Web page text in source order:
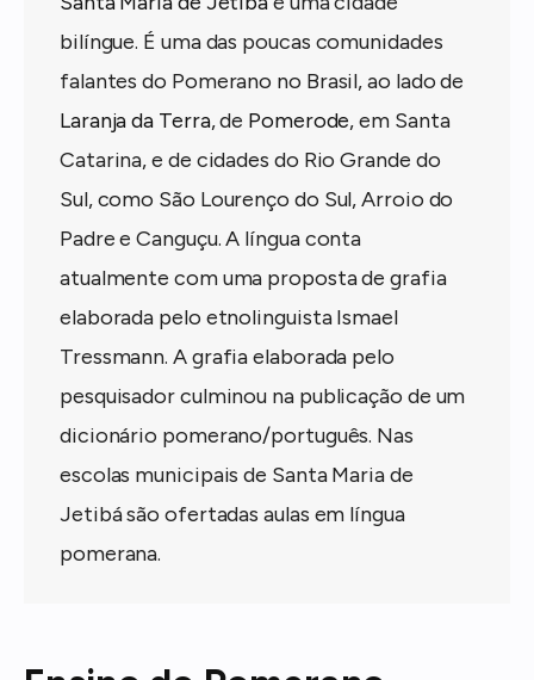
bilíngue. É uma das poucas comunidades
falantes do Pomerano no Brasil, ao lado de
Laranja da Terra, de Pomerode, em Santa
Catarina, e de cidades do Rio Grande do
Sul, como São Lourenço do Sul, Arroio do
Padre e Canguçu. A língua conta
atualmente com uma proposta de grafia
elaborada pelo etnolinguista Ismael
Tressmann. A grafia elaborada pelo
pesquisador culminou na publicação de um
dicionário pomerano/português. Nas
escolas municipais de Santa Maria de
Jetibá são ofertadas aulas em língua
pomerana.